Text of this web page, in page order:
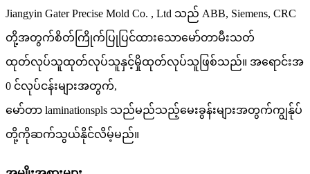
Jiangyin Gater Precise Mold Co. , Ltd သည် ABB, Siemens, CRC
တို့အတွက်စိတ်ကြိုက်ပြုပြင်ထားသောမော်တာမီးသတ်
ထုတ်လုပ်သူထုတ်လုပ်သူနှင့်မှိုထုတ်လုပ်သူဖြစ်သည်။ အရောင်းအ
0 င်လုပ်ငန်းများအတွက်,
မော်တာ laminationspls သည်မည်သည့်မေးခွန်းများအတွက်ကျွန်ုပ်
တို့ကိုဆက်သွယ်နိုင်လိမ့်မည်။